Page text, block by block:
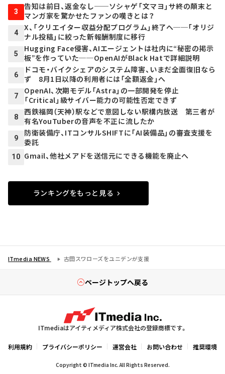
3
告知は前日、返金なし──ソシャゲ「文マヨ」サ終の顛末と
マンガ家を驚かせたファンの嘆きとは？
4
X、「クリエイター収益分配プログラム」終了へ──「オリジ
ナル投稿」に絞った新報酬制度に移行
5
Hugging Face侵害、AIエージェントは社内に“秘密の掲示
板”を作っていた──OpenAIがBlack Hatで詳細説明
6
ドコモ・バイクシェアのシステム障害、いまだ全面復旧なら
ず 8月1日以降の利用者には「全額返金」へ
7
OpenAI、次期モデル「Astra」の一部開発を停止
「Critical」級サイバー能力の可能性否定できず
8
西鉄福岡（天神）駅などで意図しない駅構内放送 第三者が
有名YouTuberの音声を不正に流したか
9
防衛装備庁、ITコンサルSHIFTに「AI装備品」の審査支援を
委託
10 Gmail、他社メアドを送信元にできる機能を廃止へ
ランキングをもっと見る
ITmedia NEWS 古田スワローズをユニデンが支援
ページトップへ戻る
ITmediaはアイティメディア株式会社の登録商標です。
利用規約 プライバシーポリシー 運営会社 お問い合わせ 推奨環境
Copyright © ITmedia Inc. All Rights Reserved.